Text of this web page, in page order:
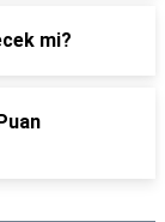
mi?